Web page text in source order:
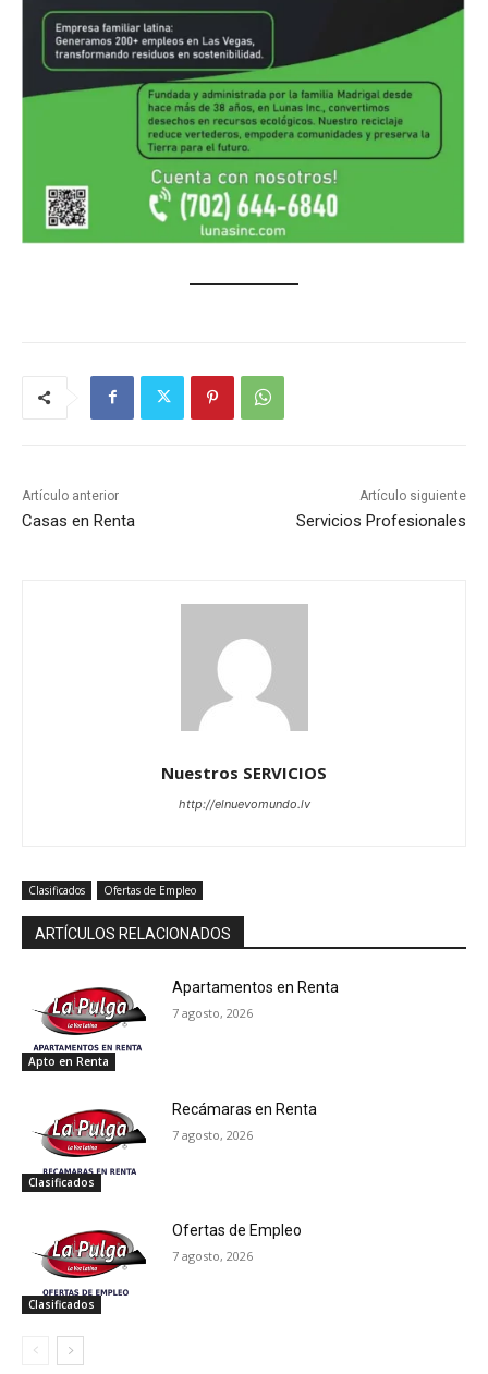
Artículo anterior
Casas en Renta
Artículo siguiente
Servicios Profesionales
Nuestros SERVICIOS
http://elnuevomundo.lv
Clasificados Ofertas de Empleo
ARTÍCULOS RELACIONADOS
Apto en Renta
Apartamentos en Renta
7 agosto, 2026
Clasificados
Recámaras en Renta
7 agosto, 2026
Clasificados
Ofertas de Empleo
7 agosto, 2026